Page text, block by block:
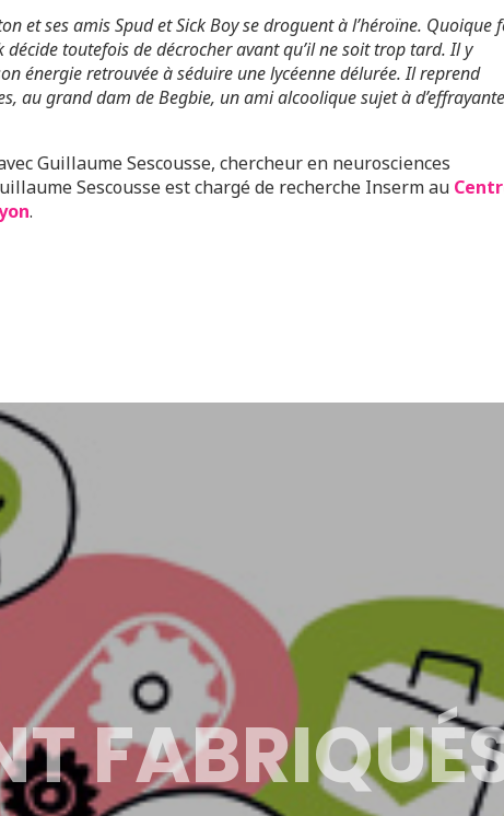
et ses amis Spud et Sick Boy se droguent à l’héroïne. Quoique
toutefois de décrocher avant qu’il ne soit trop tard. Il y
énergie retrouvée à séduire une lycéenne délurée. Il reprend
au grand dam de Begbie, un ami alcoolique sujet à
Guillaume Sescousse, chercheur en neurosciences
Sescousse est chargé de recherche Inserm au
.